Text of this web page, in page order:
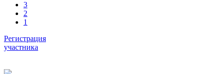
3
2
1
Регистрация
участника